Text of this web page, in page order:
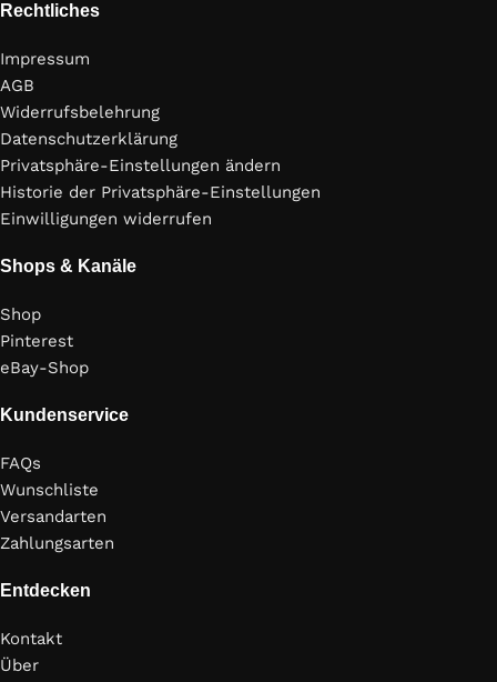
Rechtliches
Impressum
AGB
Widerrufsbelehrung
Datenschutzerklärung
Privatsphäre-Einstellungen ändern
Historie der Privatsphäre-Einstellungen
Einwilligungen widerrufen
Shops & Kanäle
Shop
Pinterest
eBay-Shop
Kundenservice
FAQs
Wunschliste
Versandarten
Zahlungsarten
Entdecken
Kontakt
Über